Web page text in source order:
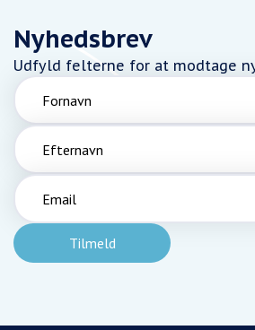
Nyhedsbrev
Udfyld felterne for at modtage
Fornavn
Efternavn
Email